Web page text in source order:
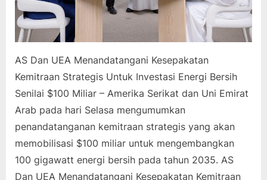
AS Dan UEA Menandatangani Kesepakatan
Kemitraan Strategis Untuk Investasi Energi Bersih
Senilai $100 Miliar – Amerika Serikat dan Uni Emirat
Arab pada hari Selasa mengumumkan
penandatanganan kemitraan strategis yang akan
memobilisasi $100 miliar untuk mengembangkan
100 gigawatt energi bersih pada tahun 2035. AS
Dan UEA Menandatangani Kesepakatan Kemitraan